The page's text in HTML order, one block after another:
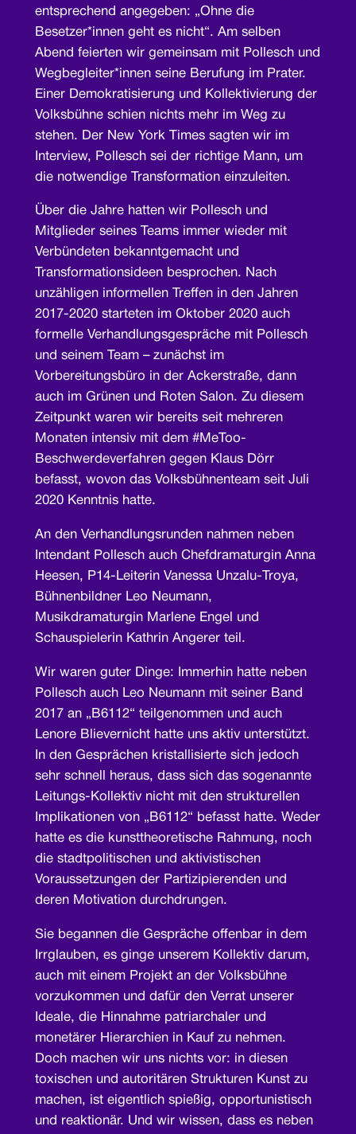
entsprechend angegeben: „Ohne die
Besetzer*innen geht es nicht“. Am selben
Abend feierten wir gemeinsam mit Pollesch und
Wegbegleiter*innen seine Berufung im Prater.
Einer Demokratisierung und Kollektivierung der
Volksbühne schien nichts mehr im Weg zu
stehen. Der New York Times sagten wir im
Interview, Pollesch sei der richtige Mann, um
die notwendige Transformation einzuleiten.
Über die Jahre hatten wir Pollesch und
Mitglieder seines Teams immer wieder mit
Verbündeten bekanntgemacht und
Transformationsideen besprochen. Nach
unzähligen informellen Treffen in den Jahren
2017-2020 starteten im Oktober 2020 auch
formelle Verhandlungsgespräche mit Pollesch
und seinem Team – zunächst im
Vorbereitungsbüro in der Ackerstraße, dann
auch im Grünen und Roten Salon. Zu diesem
Zeitpunkt waren wir bereits seit mehreren
Monaten intensiv mit dem #MeToo-
Beschwerdeverfahren gegen Klaus Dörr
befasst, wovon das Volksbühnenteam seit Juli
2020 Kenntnis hatte.
An den Verhandlungsrunden nahmen neben
Intendant Pollesch auch Chefdramaturgin Anna
Heesen, P14-Leiterin Vanessa Unzalu-Troya,
Bühnenbildner Leo Neumann,
Musikdramaturgin Marlene Engel und
Schauspielerin Kathrin Angerer teil.
Wir waren guter Dinge: Immerhin hatte neben
Pollesch auch Leo Neumann mit seiner Band
2017 an „B6112“ teilgenommen und auch
Lenore Blievernicht hatte uns aktiv unterstützt.
In den Gesprächen kristallisierte sich jedoch
sehr schnell heraus, dass sich das sogenannte
Leitungs-Kollektiv nicht mit den strukturellen
Implikationen von „B6112“ befasst hatte. Weder
hatte es die kunsttheoretische Rahmung, noch
die stadtpolitischen und aktivistischen
Voraussetzungen der Partizipierenden und
deren Motivation durchdrungen.
Sie begannen die Gespräche offenbar in dem
Irrglauben, es ginge unserem Kollektiv darum,
auch mit einem Projekt an der Volksbühne
vorzukommen und dafür den Verrat unserer
Ideale, die Hinnahme patriarchaler und
monetärer Hierarchien in Kauf zu nehmen.
Doch machen wir uns nichts vor: in diesen
toxischen und autoritären Strukturen Kunst zu
machen, ist eigentlich spießig, opportunistisch
und reaktionär. Und wir wissen, dass es neben